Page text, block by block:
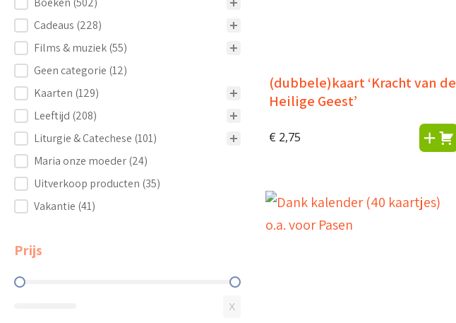
Cadeaus (228)
Films & muziek(55)
Geen categorie (12)
Kaarten (129)
Leeftijd (208)
Liturgie & Catechese (101)
Maria onze moeder(24)
Uitverkoop producten (35)
Vakantie (41)
Prijs
Prijs
X
(dubbele)kaart ‘Kracht van de
Heilige Geest’
€ 2,75